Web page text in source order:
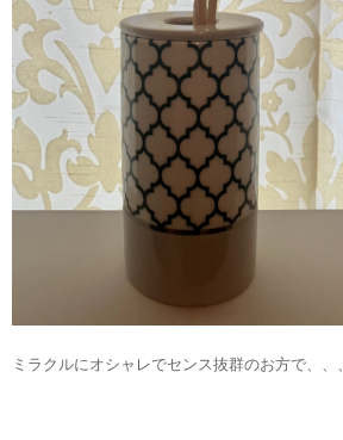
ミラクルにオシャレでセンス抜群のお方で、、、